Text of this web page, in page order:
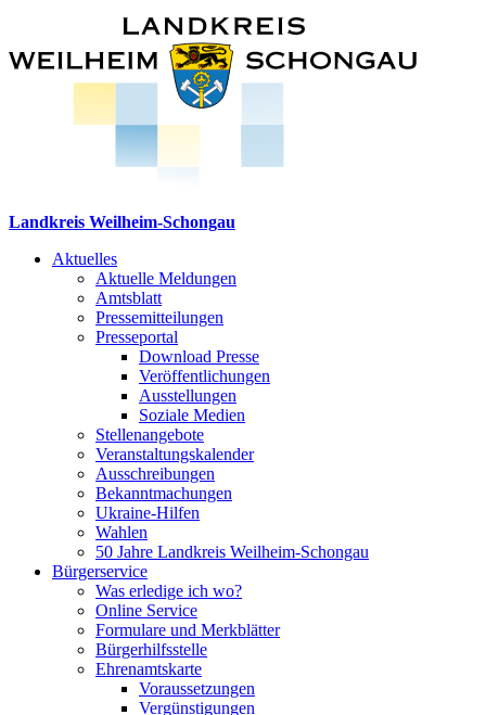
Landkreis Weilheim-Schongau
Aktuelles
Aktuelle Meldungen
Amtsblatt
Pressemitteilungen
Presseportal
Download Presse
Veröffentlichungen
Ausstellungen
Soziale Medien
Stellenangebote
Veranstaltungskalender
Ausschreibungen
Bekanntmachungen
Ukraine-Hilfen
Wahlen
50 Jahre Landkreis Weilheim-Schongau
Bürgerservice
Was erledige ich wo?
Online Service
Formulare und Merkblätter
Bürgerhilfsstelle
Ehrenamtskarte
Voraussetzungen
Vergünstigungen